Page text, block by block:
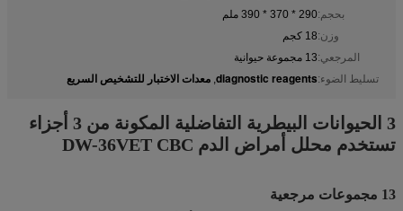
بحجم:290 * 370 * 390 ملم
وزن:18 كجم
المرجعي:13 مجموعة حيوانية
تسليط الضوء:diagnostic reagents
, معدات الاختبار للتشخيص السريع
3 الحيوانات البيطرية التفاضلية المكونة من 3 أجزاء
تستخدم محلل أمراض الدم DW-36VET CBC
13 مجموعات مرجعية